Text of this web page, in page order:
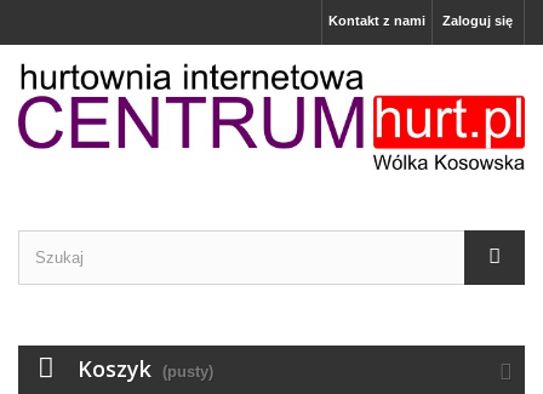
Zaloguj się
Kontakt z nami
Koszyk (pusty)